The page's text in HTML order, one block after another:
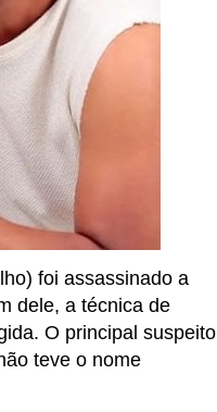
foi assassinado a
dele, a técnica de
O principal suspeito
teve o nome